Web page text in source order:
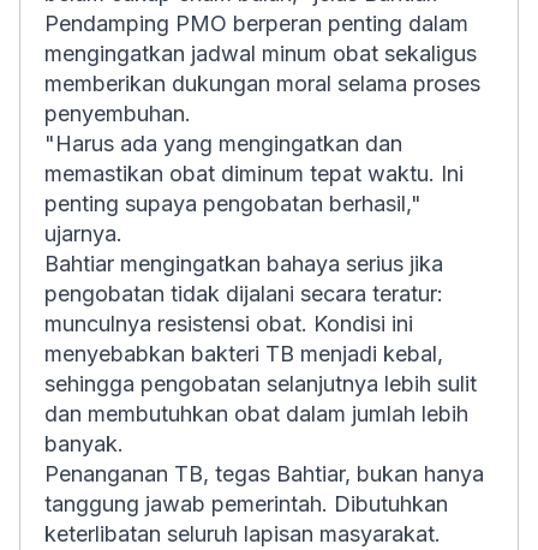
Pendamping PMO berperan penting dalam
mengingatkan jadwal minum obat sekaligus
memberikan dukungan moral selama proses
penyembuhan.
"Harus ada yang mengingatkan dan
memastikan obat diminum tepat waktu. Ini
penting supaya pengobatan berhasil,"
ujarnya.
Bahtiar mengingatkan bahaya serius jika
pengobatan tidak dijalani secara teratur:
munculnya resistensi obat. Kondisi ini
menyebabkan bakteri TB menjadi kebal,
sehingga pengobatan selanjutnya lebih sulit
dan membutuhkan obat dalam jumlah lebih
banyak.
Penanganan TB, tegas Bahtiar, bukan hanya
tanggung jawab pemerintah. Dibutuhkan
keterlibatan seluruh lapisan masyarakat.